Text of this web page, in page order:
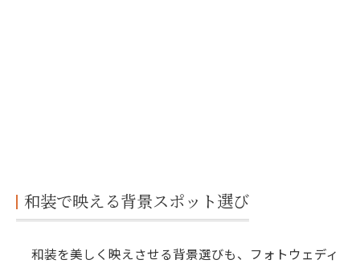
和装で映える背景スポット選び
和装を美しく映えさせる背景選びも、フォトウェディ